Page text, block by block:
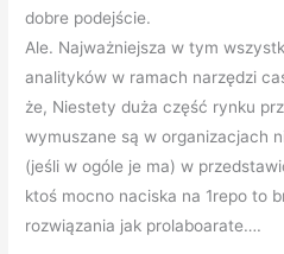
dobre podejście.
Ale. Najważniejsza w tym
analityków w ramach narzędzi
że, Niestety duża część rynku
wymuszane są w organizacjach
(jeśli w ogóle je ma) w
ktoś mocno naciska na 1repo to
rozwiązania jak prolaboarate….